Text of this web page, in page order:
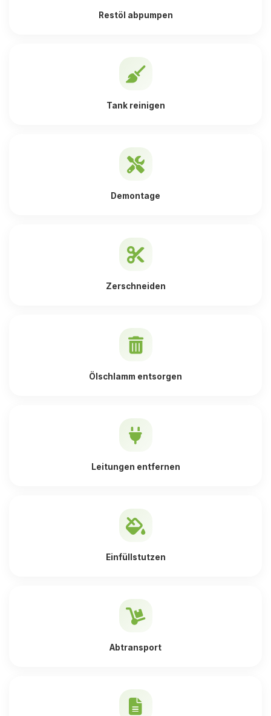
Restöl abpumpen
Tank reinigen
Demontage
Zerschneiden
Ölschlamm entsorgen
Leitungen entfernen
Einfüllstutzen
Abtransport